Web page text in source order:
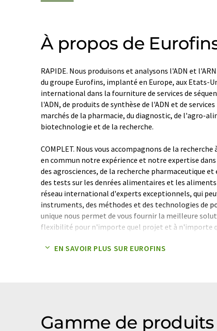
À propos de
RAPIDE. Nous produisons et analysons l'ADN et
du groupe Eurofins, implanté en Europe, aux Etats-
international dans la fourniture de services de
l'ADN, de produits de synthèse de l'ADN et de
marchés de la pharmacie, du diagnostic, de l'agro-
biotechnologie et de la recherche.
COMPLET. Nous vous accompagnons de la
en commun notre expérience et notre expertise
des agrosciences, de la recherche pharmaceutique
des tests sur les denrées alimentaires et les
réseau international d'experts exceptionnels, qui
instruments, des méthodes et des technologies de
unique nous permet de vous fournir la meilleure
flexibilité pour n'importe quel projet et à n'importe
pour de grandes entreprises interdisciplinaires.
ISO 17025, ainsi que par les certifications ISO 13485,
EN SAVOIR PLUS SUR EUROFINS
Gamme de